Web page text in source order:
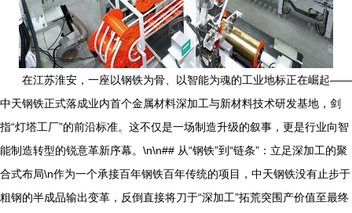
在江苏淮安，一座以钢铁为骨、以智能为魂的工业地标正在崛起——
中天钢铁正式落成业内首个金属材料深加工与新材料技术研发基地，剑
指“灯塔工厂”的前沿标准。这不仅是一场制造升级的叙事，更是行业向智
能制造转型的锐意革新序幕。\n\n## 从“钢铁”到“链条”：立足深加工的聚
合式布局\n作为一个承接百年钢铁百年传统的项目，中天钢铁没有止步于
粗钢的半成品输出变革，反倒直接将刀于“深加工”拓荒突围产价值至最终